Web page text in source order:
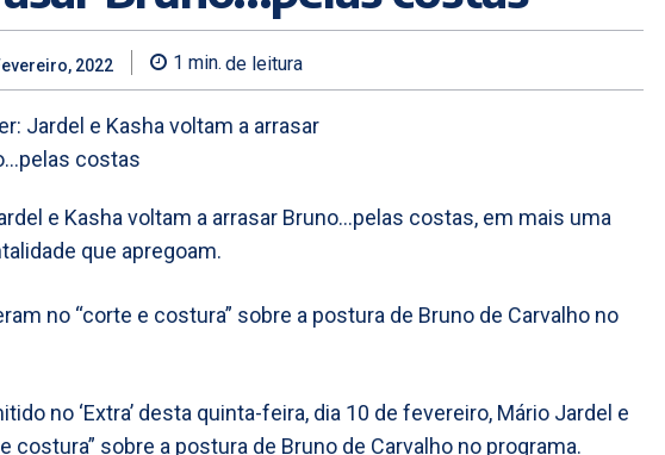
2022 1 min. de leitura
e Kasha voltam a arrasar Bruno…pelas costas, em mais uma
que apregoam.
no “corte e costura” sobre a postura de Bruno de Carvalho no
no ‘Extra’ desta quinta-feira, dia 10 de fevereiro, Mário Jardel e
costura” sobre a postura de Bruno de Carvalho no programa.